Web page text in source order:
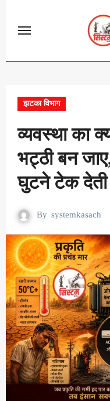
झटका विभाग
व्यवस्था का
भट्ठी बन
घुटने टेक
By systemkasach